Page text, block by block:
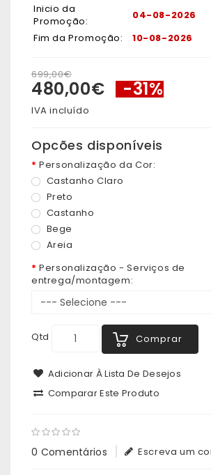
Inicio da
Promoção:
04-08-2026
Fim da Promoção:
10-08-2026
699,00€
480,00€ -31%
IVA incluído
Opcões disponíveis
Personalização da Cor:
Castanho Claro
Preto
Castanho
Bege
Areia
Personalização - Serviços de
entrega/montagem:
Qtd Comprar
Adicionar À Lista De Desejos
Comparar Este Produto
0 Comentários Escreva um